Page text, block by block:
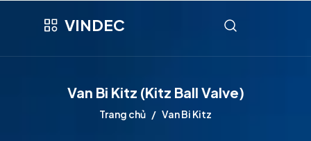
VINDEC
Van Bi Kitz (Kitz Ball Valve)
Trang chủ Van Bi Kitz